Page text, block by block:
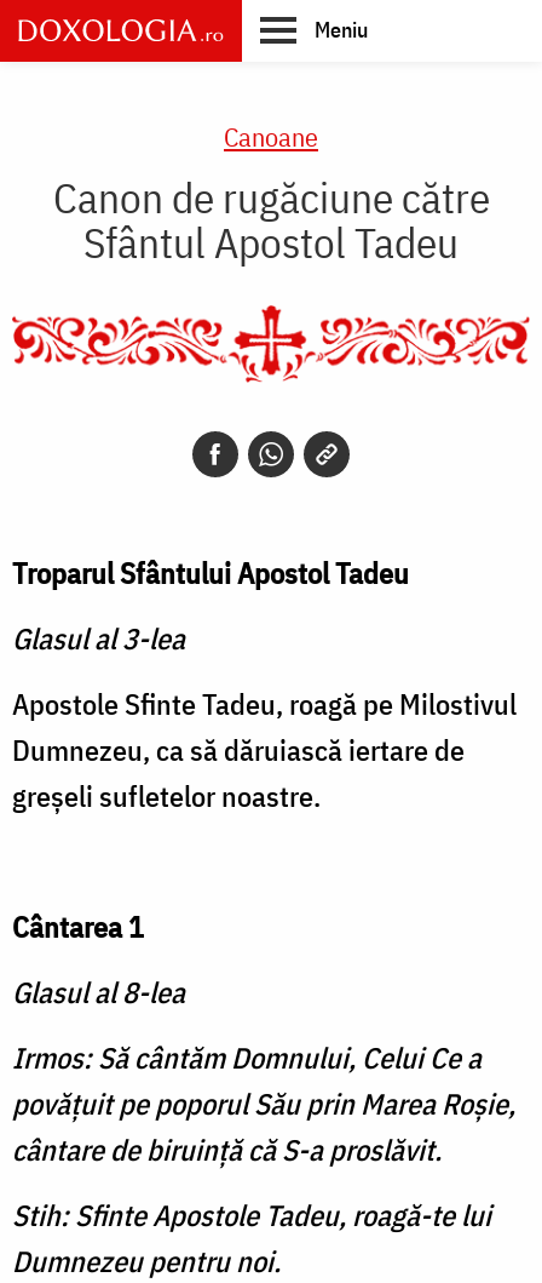
Skip
to
main
Meniu
Canoane
Canon de rugăciune către
Sfântul Apostol Tadeu
Troparul Sfântului Apostol Tadeu
Glasul al 3-lea
Apostole Sfinte Tadeu, roagă pe Milostivul
Dumnezeu, ca să dăruiască iertare de
greşeli sufletelor noastre.
Cântarea 1
Glasul al 8-lea
Irmos: Să cântăm Domnului, Celui Ce a
povăţuit pe poporul Său prin Marea Roşie,
cântare de biruinţă că S-a proslăvit.
Stih: Sfinte Apostole Tadeu, roagă-te lui
Dumnezeu pentru noi.